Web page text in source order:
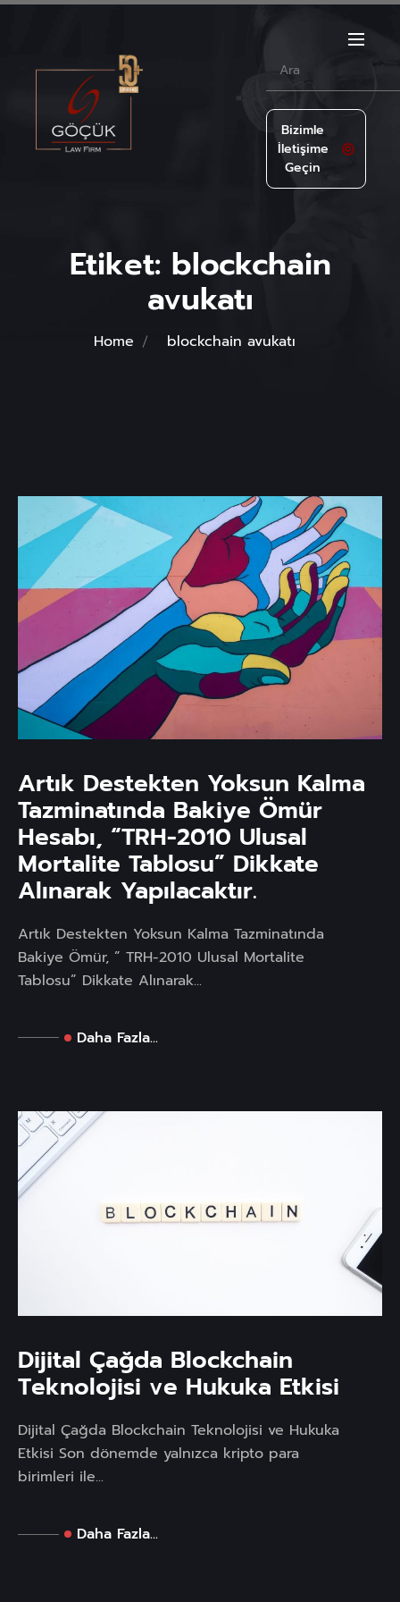
Bizimle
İletişime
Geçin
Etiket: blockchain
avukatı
Home blockchain avukatı
Artık Destekten Yoksun Kalma
Tazminatında Bakiye Ömür
Hesabı, “TRH-2010 Ulusal
Mortalite Tablosu” Dikkate
Alınarak Yapılacaktır.
Artık Destekten Yoksun Kalma Tazminatında
Bakiye Ömür, ” TRH-2010 Ulusal Mortalite
Tablosu” Dikkate Alınarak...
Daha Fazla...
Dijital Çağda Blockchain
Teknolojisi ve Hukuka Etkisi
Dijital Çağda Blockchain Teknolojisi ve Hukuka
Etkisi Son dönemde yalnızca kripto para
birimleri ile...
Daha Fazla...